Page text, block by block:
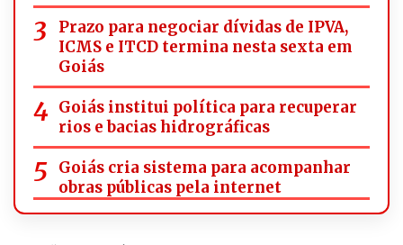
Prazo para negociar dívidas de IPVA,
ICMS e ITCD termina nesta sexta em
Goiás
Goiás institui política para recuperar
rios e bacias hidrográficas
Goiás cria sistema para acompanhar
obras públicas pela internet